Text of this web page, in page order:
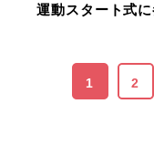
運動スタート式に
1 2